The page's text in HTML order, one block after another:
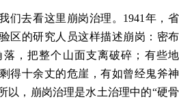
们去看这里崩岗治理。 1941年，省
区的研究人员这样描述崩岗：密布
，把整个山面支离破碎；有些地
得十余丈的危崖，有如曾经鬼斧神
以，崩岗治理是水土治理中的“硬骨